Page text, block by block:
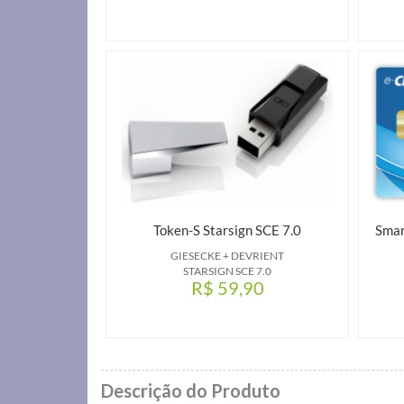
GIESECKE + DEVRIENT
STARSIGN SCE 7.0
Token-S Starsign SCE 7.0
R$ 59,90
Descrição do Produto